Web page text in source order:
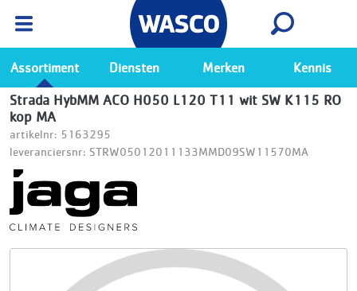
Ga naar de Wasco app
Bekijk
Assortiment Diensten Merken Kennis
Strada HybMM ACO H050 L120 T11 wit SW K115 RO
kop MA
artikelnr: 5163295
leveranciersnr: STRW05012011133MMD09SW11570MA